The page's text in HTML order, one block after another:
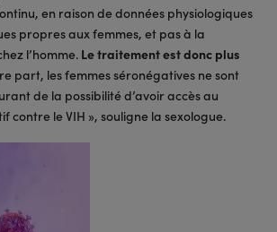
en raison de données physiologiques
propres aux femmes, et pas à la
l’homme. Le traitement est donc plus
part, les femmes séronégatives ne sont
de la possibilité d’avoir accès au
contre le VIH », souligne la sexologue.